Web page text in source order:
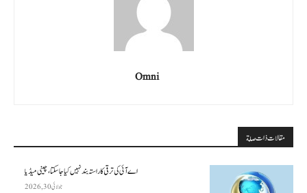
Omni
مقالات ذات صلة
اے آئی کی ترقی کا راستہ بند نہیں کیا جا سکتا، چینی میڈیا
جولائی 30, 2026